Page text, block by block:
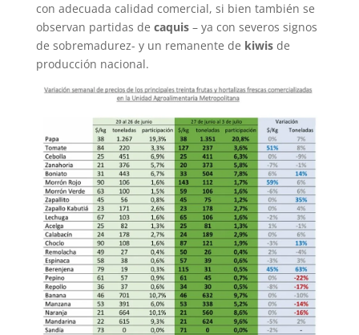
con adecuada calidad comercial, si bien también se
observan partidas de caquis– ya con severos signos
de sobremadurez- y un remanente de kiwisde
producción nacional.